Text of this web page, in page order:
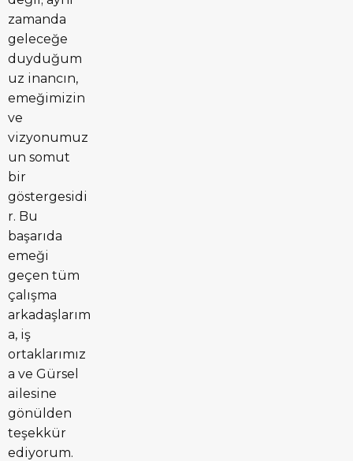
zamanda
geleceğe
duyduğum
uz inancın,
emeğimizin
ve
vizyonumuz
un somut
bir
göstergesidi
r. Bu
başarıda
emeği
geçen tüm
çalışma
arkadaşlarım
a, iş
ortaklarımız
a ve Gürsel
ailesine
gönülden
teşekkür
ediyorum.